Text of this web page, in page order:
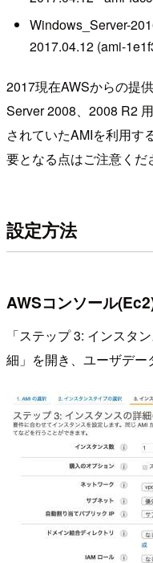
Windows_Server-
2017.04.12 (ami-
2017現在AWSからの提
Server 2008、2008 R2
されていたAMIを利用す
要となる点はご注意くだ
設定方法
AWSコンソール
「ステップ 3: インスタ
細」を開き、ユーザデー